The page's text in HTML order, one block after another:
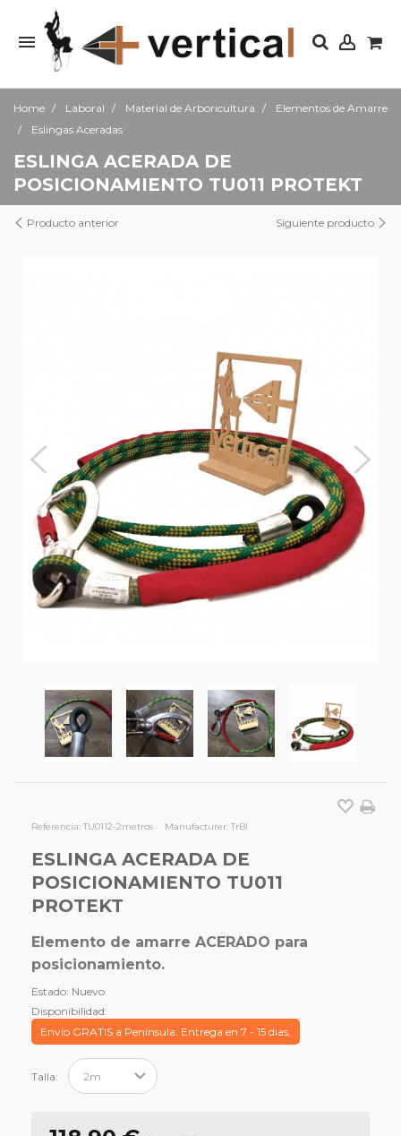
Home Laboral Material de Arboricultura
Elementos de Amarre
Eslingas Aceradas
ESLINGA ACERADA DE
POSICIONAMIENTO TU011 PROTEKT
Producto anterior Siguiente producto
Referencia: TU0112-2metros Manufacturer: TrBl
ESLINGA ACERADA DE
POSICIONAMIENTO TU011
PROTEKT
Elemento de amarre ACERADO para
posicionamiento.
Estado: Nuevo
Disponibilidad:
Envío GRATIS a Península. Entrega en 7 - 15 dias.
Talla: